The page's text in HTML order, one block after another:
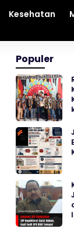
Kesehatan
Populer